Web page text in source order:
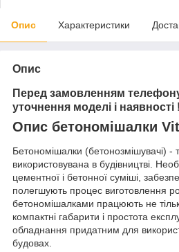
Опис Характеристики
Опис
Перед замовленням
уточнення моделі і наявності
Опис бетономішалки
Бетономішалки (бетонозмішувачі) -
використовувана в будівництві.
цементної і бетонної суміші,
полегшують процес виготовлення
бетономішалками працюють не
компактні габарити і простота
обладнання придатним для
будовах.